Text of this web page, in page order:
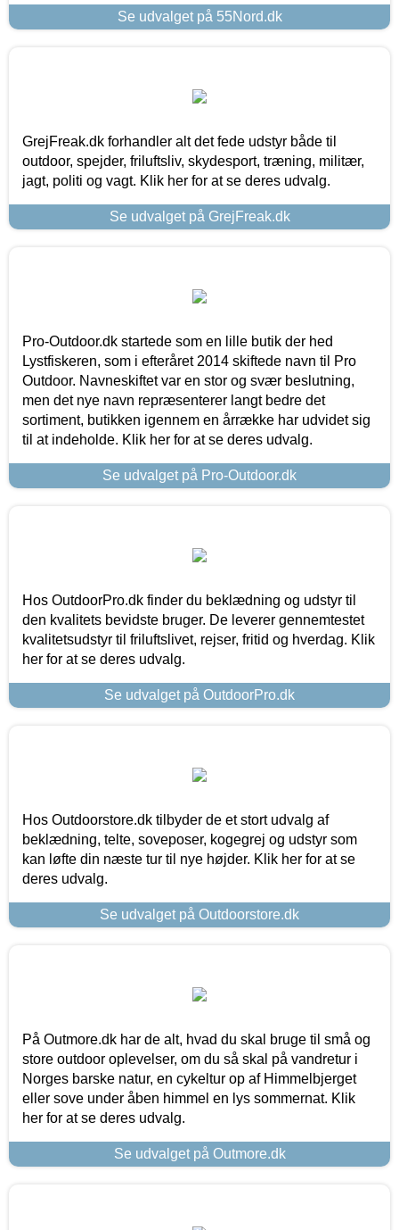
Se udvalget på 55Nord.dk
GrejFreak.dk forhandler alt det fede udstyr både til
outdoor, spejder, friluftsliv, skydesport, træning, militær,
jagt, politi og vagt. Klik her for at se deres udvalg.
Se udvalget på GrejFreak.dk
Pro-Outdoor.dk startede som en lille butik der hed
Lystfiskeren, som i efteråret 2014 skiftede navn til Pro
Outdoor. Navneskiftet var en stor og svær beslutning,
men det nye navn repræsenterer langt bedre det
sortiment, butikken igennem en årrække har udvidet sig
til at indeholde. Klik her for at se deres udvalg.
Se udvalget på Pro-Outdoor.dk
Hos OutdoorPro.dk finder du beklædning og udstyr til
den kvalitets bevidste bruger. De leverer gennemtestet
kvalitetsudstyr til friluftslivet, rejser, fritid og hverdag. Klik
her for at se deres udvalg.
Se udvalget på OutdoorPro.dk
Hos Outdoorstore.dk tilbyder de et stort udvalg af
beklædning, telte, soveposer, kogegrej og udstyr som
kan løfte din næste tur til nye højder. Klik her for at se
deres udvalg.
Se udvalget på Outdoorstore.dk
På Outmore.dk har de alt, hvad du skal bruge til små og
store outdoor oplevelser, om du så skal på vandretur i
Norges barske natur, en cykeltur op af Himmelbjerget
eller sove under åben himmel en lys sommernat. Klik
her for at se deres udvalg.
Se udvalget på Outmore.dk